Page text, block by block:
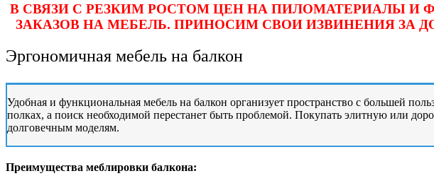
В СВЯЗИ С РЕЗКИМ РОСТОМ ЦЕН НА ПИЛОМАТЕРИАЛЫ
ЗАКАЗОВ НА МЕБЕЛЬ. ПРИНОСИМ СВОИ ИЗВИНЕНИЯ ЗА
Эргономичная мебель на балкон
Удобная и функциональная мебель на балкон организует пространство с большей
полках, а поиск необходимой перестанет быть проблемой. Покупать элитную или
долговечным моделям.
Преимущества меблировки балкона: